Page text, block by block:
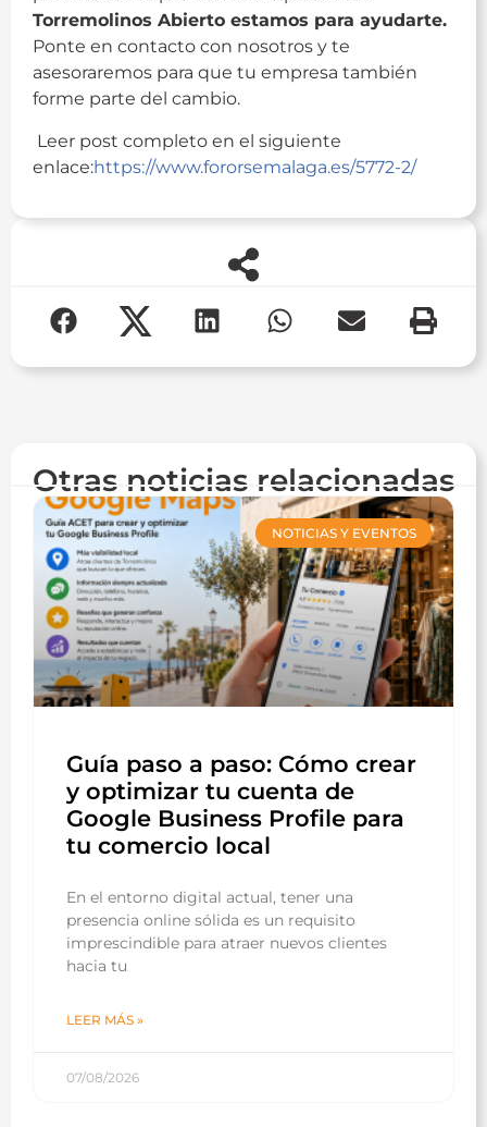
Torremolinos Abierto estamos para ayudarte.
Ponte en contacto con nosotros y te
asesoraremos para que tu empresa también
forme parte del cambio.
Leer post completo en el siguiente
enlace:https://www.fororsemalaga.es/5772-2/
Otras noticias relacionadas
NOTICIAS Y EVENTOS
Guía paso a paso: Cómo crear
y optimizar tu cuenta de
Google Business Profile para
tu comercio local
En el entorno digital actual, tener una
presencia online sólida es un requisito
imprescindible para atraer nuevos clientes
hacia tu
LEER MÁS »
07/08/2026